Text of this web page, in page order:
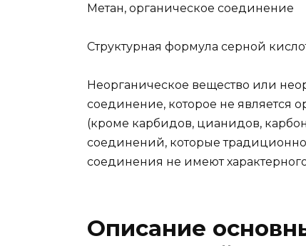
Метан, органическое соединение
Структурная формула серной
Неорганическое вещество или
соединение, которое не является
(кроме карбидов, цианидов,
соединений, которые
соединения не имеют
Описание